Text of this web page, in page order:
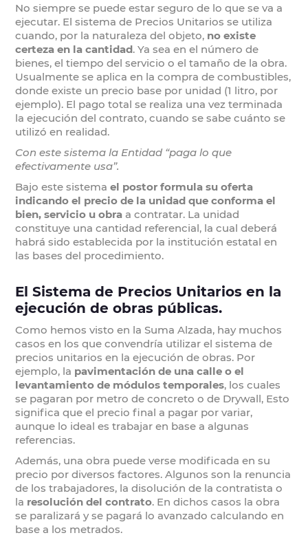
No siempre se puede estar seguro de lo que se va a
ejecutar. El sistema de Precios Unitarios se utiliza
cuando, por la naturaleza del objeto, no existe
certeza en la cantidad. Ya sea en el número de
bienes, el tiempo del servicio o el tamaño de la obra.
Usualmente se aplica en la compra de combustibles,
donde existe un precio base por unidad (1 litro, por
ejemplo). El pago total se realiza una vez terminada
la ejecución del contrato, cuando se sabe cuánto se
utilizó en realidad.
Con este sistema la Entidad “paga lo que
efectivamente usa”.
Bajo este sistemael postor formula su oferta
indicando el precio de la unidad que conforma el
bien, servicio u obra a contratar. La unidad
constituye una cantidad referencial, la cual deberá
habrá sido establecida por la institución estatal en
las bases del procedimiento.
El Sistema de Precios Unitarios en la
ejecución de obras públicas.
Como hemos visto en la Suma Alzada, hay muchos
casos en los que convendría utilizar el sistema de
precios unitarios en la ejecución de obras. Por
ejemplo, la pavimentación de una calle o el
levantamiento de módulos temporales, los cuales
se pagaran por metro de concreto o de Drywall, Esto
significa que el precio final a pagar por variar,
aunque lo ideal es trabajar en base a algunas
referencias.
Además, una obra puede verse modificada en su
precio por diversos factores. Algunos son la renuncia
de los trabajadores, la disolución de la contratista o
la resolución del contrato. En dichos casos la obra
se paralizará y se pagará lo avanzado calculando en
base a los metrados.